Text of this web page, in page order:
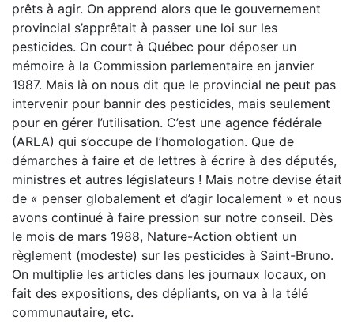
prêts à agir. On apprend alors que le gouvernement
provincial s’apprêtait à passer une loi sur les
pesticides. On court à Québec pour déposer un
mémoire à la Commission parlementaire en janvier
1987. Mais là on nous dit que le provincial ne peut pas
intervenir pour bannir des pesticides, mais seulement
pour en gérer l’utilisation. C’est une agence fédérale
(ARLA) qui s’occupe de l’homologation. Que de
démarches à faire et de lettres à écrire à des députés,
ministres et autres législateurs ! Mais notre devise était
de « penser globalement et d’agir localement » et nous
avons continué à faire pression sur notre conseil. Dès
le mois de mars 1988, Nature-Action obtient un
règlement (modeste) sur les pesticides à Saint-Bruno.
On multiplie les articles dans les journaux locaux, on
fait des expositions, des dépliants, on va à la télé
communautaire, etc.